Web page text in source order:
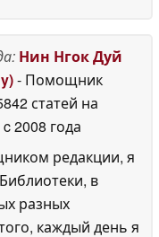
Нин Нгок Дуй
- Помощник
статей на
c 2008 года
редакции, я
в
разных
каждый день я